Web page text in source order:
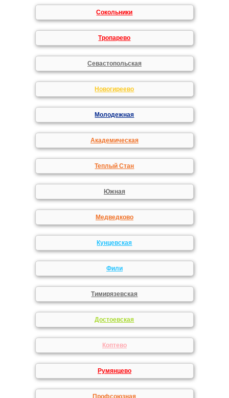
Сокольники
Тропарево
Севастопольская
Новогиреево
Молодежная
Академическая
Теплый Стан
Южная
Медведково
Кунцевская
Фили
Тимирязевская
Достоевская
Коптево
Румянцево
Профсоюзная